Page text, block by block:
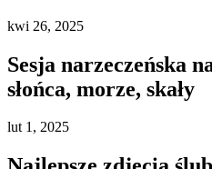
kwi 26, 2025
Sesja narzeczeńska
słońca, morze, skały
lut1, 2025